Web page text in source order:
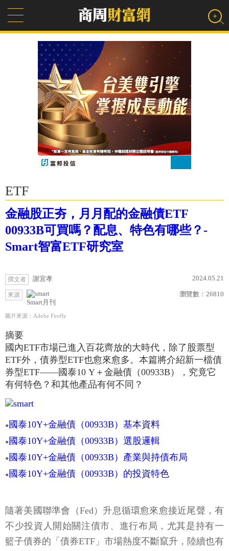
ETF
金融股正夯，月月配的金融債ETF
00933B可買嗎？配息、特色有哪些？-
Smart智富ETF研究室
撰文者 謝宜孝 2024.05.21
來源
Smart月刊
瀏覽數： 26810
圖片來源：Adobe Firefly
摘要
國內ETF市場已進入百花齊放的大時代，除了股票型
ETF外，債券型ETF也愈來愈多。本篇將介紹新一檔債
券型ETF——國泰10 Y＋金融債（00933B），究竟它
有何特色？和其他產品有何不同？
● 國泰10Y+金融債（00933B）基本資料
● 國泰10Y+金融債（00933B）選股邏輯
● 國泰10Y+金融債（00933B）產業與持債布局
● 國泰10Y+金融債（00933B）的投資特色
隨著美國聯準會（Fed）升息循環愈來愈接近尾聲，有
不少投資人開始關注債市、進行布局，尤其是持有一
籃子債券的「債券ETF」市場熱度不斷竄升，陸續也有